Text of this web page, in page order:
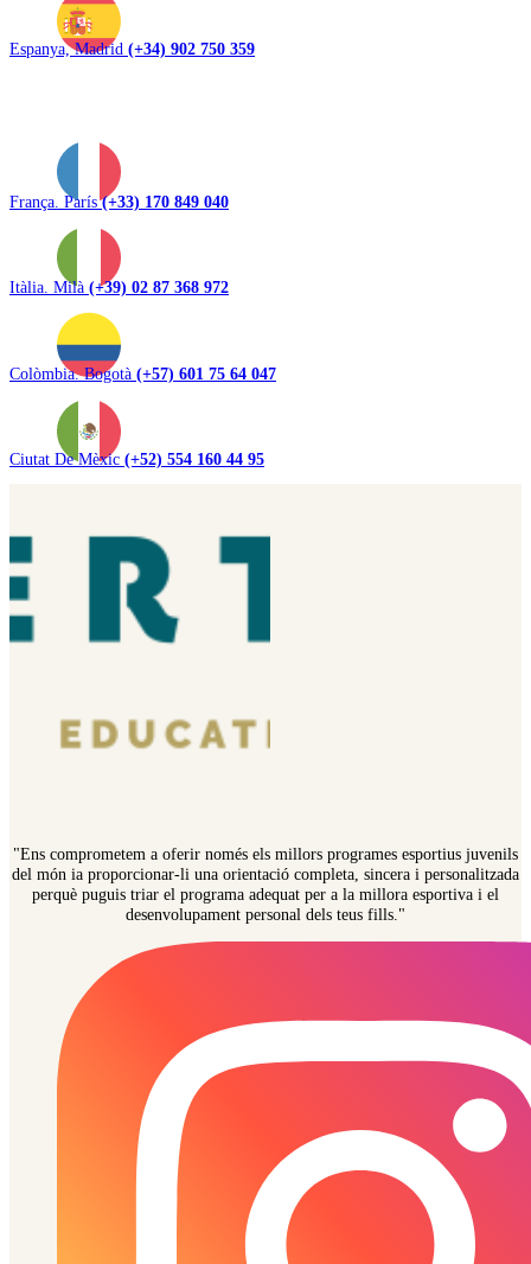
Espanya, Madrid (+34) 902 750 359
França. París(+33) 170 849 040
Itàlia. Milà (+39) 02 87 368 972
Colòmbia. Bogotà (+57) 601 75 64 047
Ciutat De Mèxic (+52) 554 160 44 95
"Ens comprometem a oferir només els millors programes esportius juvenils
del món ia proporcionar-li una orientació completa, sincera i personalitzada
perquè puguis triar el programa adequat per a la millora esportiva i el
desenvolupament personal dels teus fills."